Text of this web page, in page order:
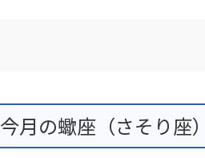
今月の蠍座（さそり座